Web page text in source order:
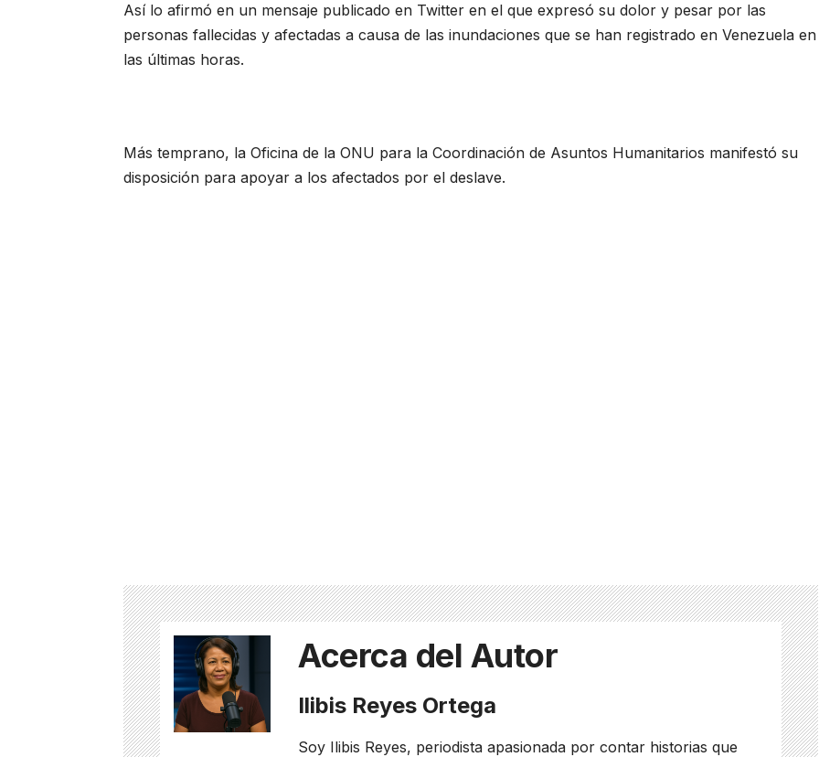
Así lo afirmó en un mensaje publicado en Twitter en el que expresó su dolor y pesar por las
personas fallecidas y afectadas a causa de las inundaciones que se han registrado en Venezuela en
las últimas horas.
Más temprano, la Oficina de la ONU para la Coordinación de Asuntos Humanitarios manifestó su
disposición para apoyar a los afectados por el deslave.
Acerca del Autor
Ilibis Reyes Ortega
Soy Ilibis Reyes, periodista apasionada por contar historias que